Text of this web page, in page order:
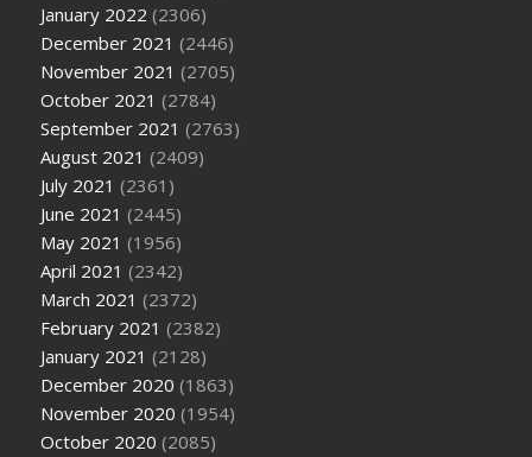
January 2022 (2306)
December 2021 (2446)
November 2021 (2705)
October 2021 (2784)
September 2021 (2763)
August 2021 (2409)
July 2021 (2361)
June 2021 (2445)
May 2021 (1956)
April 2021 (2342)
March 2021 (2372)
February 2021 (2382)
January 2021 (2128)
December 2020 (1863)
November 2020 (1954)
October 2020 (2085)